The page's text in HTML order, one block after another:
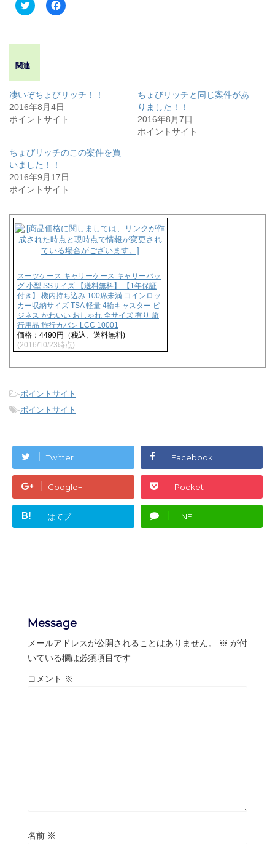
ク
リ
て
T
t
e
r
で
共
有
し
い
ウ
ィ
ン
ド
ウ
開
き
ま
す
)
F
a
す
る
に
は
ク
ク
し
く
だ
さ
い
新
し
い
ウ
ィ
ン
で
開
き
ま
す
)
関連
凄いぞちょびリッチ！！
2016年8月4日
ポイントサイト
ちょびリッチと同じ案件があ
りました！！
2016年8月7日
ポイントサイト
ちょびリッチのこの案件を買
いました！！
2016年9月17日
ポイントサイト
スーツケース キャリーケース キャリーバッ
グ 小型 SSサイズ 【送料無料】 【1年保証
付き】 機内持ち込み 100席未満 コインロッ
カー収納サイズ TSA 軽量 4輪キャスター ビ
ジネス かわいい おしゃれ 全サイズ 有り 旅
行用品 旅行カバン LCC 10001
価格：4490円（税込、送料無料)
(2016/10/23時点)
-ポイントサイト
-ポイントサイト
Twitter Facebook
Google+ Pocket
B! はてブ LINE
Message
メールアドレスが公開されることはありません。 ※ が付
いている欄は必須項目です
コメント ※
名前 ※